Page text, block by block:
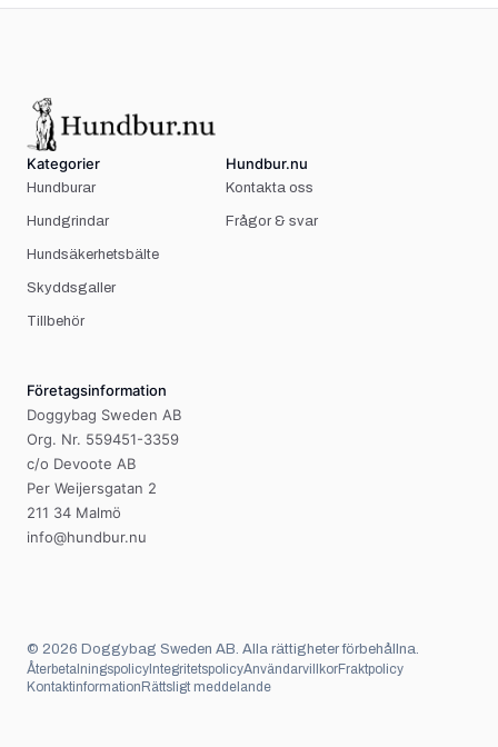
Kategorier
Hundburar
Hundgrindar
Hundsäkerhetsbälte
Skyddsgaller
Tillbehör
Hundbur.nu
Kontakta oss
Frågor & svar
Företagsinformation
Doggybag Sweden AB
Org. Nr. 559451-3359
c/o Devoote AB
Per Weijersgatan 2
211 34 Malmö
info@hundbur.nu
© 2026 Doggybag Sweden AB. Alla rättigheter förbehållna.
Återbetalningspolicy IntegritetspolicyAnvändarvillkorFraktpolicy
Kontaktinformation Rättsligt meddelande